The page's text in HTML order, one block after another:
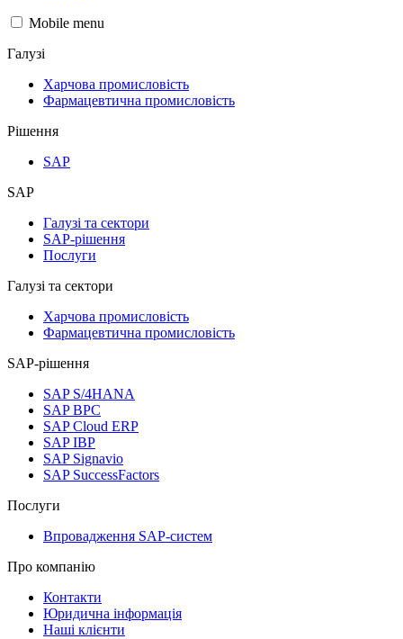
Mobile menu
Галузі
Харчова промисловість
Фармацевтична промисловість
Рішення
SAP
SAP
Галузі та сектори
SAP-рішення
Послуги
Галузі та сектори
Харчова промисловість
Фармацевтична промисловість
SAP-рішення
SAP S/4HANA
SAP BPC
SAP Cloud ERP
SAP IBP
SAP Signavio
SAP SuccessFactors
Послуги
Впровадження SAP-систем
Про компанію
Контакти
Юридична інформація
Наші клієнти